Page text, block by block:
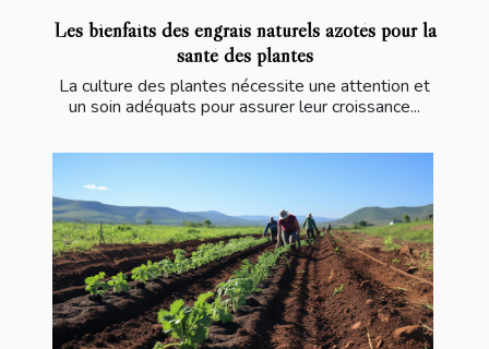
Les bienfaits des engrais naturels azotés pour la
santé des plantes
La culture des plantes nécessite une attention et
un soin adéquats pour assurer leur croissance...